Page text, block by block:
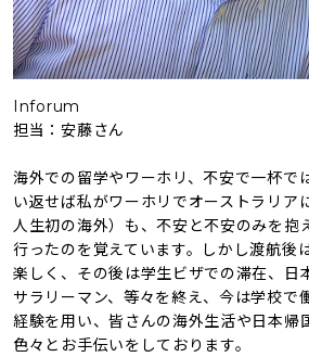
Inforum
担当：安藤さん
海外での留学やワーホリ、不安で一杯で
い返せば私がワーホリでオーストラリ
人生初の海外）も、不安と不安のみを抱
行ったのを覚えています。しかし渡航後
楽しく、その後は学生ビザでの滞在、
サラリーマン、等々を終え、今は学校で
経験を用い、皆さんの海外生活や日本帰
色々とお手伝いをしております。